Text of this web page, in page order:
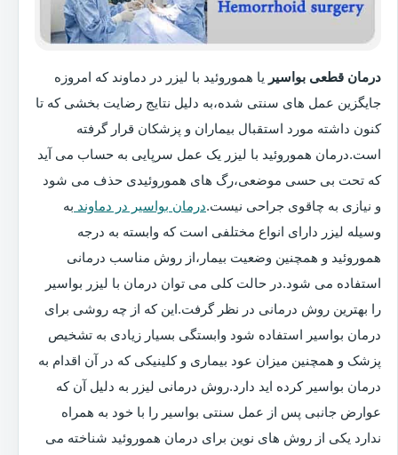
درمان قطعی بواسیر یا هموروئید با لیزر در دماوند که امروزه
جایگزین عمل های سنتی شده،به دلیل نتایج رضایت بخشی که تا
کنون داشته مورد استقبال بیماران و پزشکان قرار گرفته
است.درمان هموروئید با لیزر یک عمل سرپایی به حساب می آید
که تحت بی حسی موضعی،رگ های هموروئیدی حذف می شود
و نیازی به چاقوی جراحی نیست.درمان بواسیر در دماوند به
وسیله لیزر دارای انواع مختلفی است که وابسته به درجه
هموروئید و همچنین وضعیت بیمار،از روش مناسب درمانی
استفاده می شود.در حالت کلی می توان درمان با لیزر بواسیر
را بهترین روش درمانی در نظر گرفت.این که از چه روشی برای
درمان بواسیر استفاده شود وابستگی بسیار زیادی به تشخیص
پزشک و همچنین میزان عود بیماری و کلینیکی که در آن اقدام به
درمان بواسیر کرده اید دارد.روش درمانی لیزر به دلیل آن که
عوارض جانبی پس از عمل سنتی بواسیر را با خود به همراه
ندارد یکی از روش های نوین برای درمان هموروئید شناخته می